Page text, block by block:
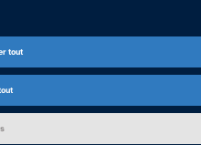
des outils et des
nous a permis d’opérer
moderne et aux
connectés avec les
Chef de section chez